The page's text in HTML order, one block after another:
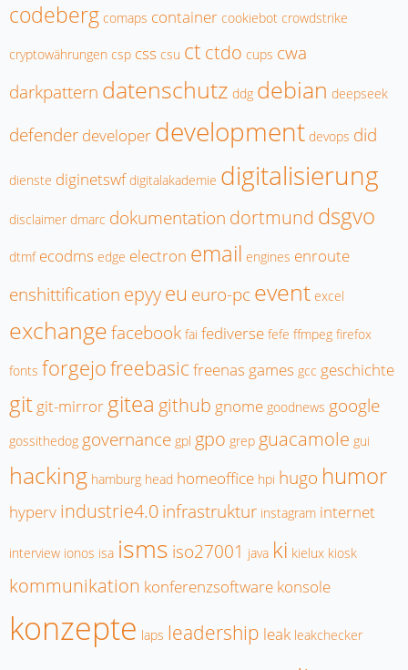
codeberg comaps container cookiebot crowdstrike
cryptowährungen csp css csu ct ctdo cups cwa
darkpattern datenschutz ddg debian deepseek
defender developer development devops did
dienste diginetswf digitalakademie digitalisierung
disclaimer dmarc dokumentation dortmund dsgvo
dtmf ecodms edge electron email engines enroute
enshittification epyyeu euro-pcevent excel
exchangefacebook fai fediverse fefe ffmpeg firefox
fonts forgejofreebasic freenas games gcc geschichte
git git-mirror gitea github gnome goodnews google
gossithedog governance gpl gpo grep guacamole gui
hacking hamburg head homeoffice hpi hugo humor
hyperv industrie4.0infrastruktur instagram internet
interview ionos isa isms iso27001 java ki kielux kiosk
kommunikation konferenzsoftware konsole
konzepte laps leadership leak leakchecker